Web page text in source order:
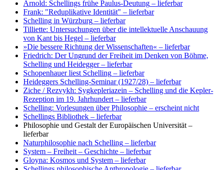
Arnold: Schellings frühe Paulus-Deutung – lieferbar
Frank: "Reduplikative Identität" – lieferbar
Schelling in Würzburg – lieferbar
Tilliette: Untersuchungen über die intellektuelle Anschauung
von Kant bis Hegel – lieferbar
»Die bessere Richtung der Wissenschaften« – lieferbar
Friedrich: Der Ungrund der Freiheit im Denken von Böhme,
Schelling und Heidegger– lieferbar
Schopenhauer liest Schelling – lieferbar
Heideggers Schelling-Seminar (1927/28) – lieferbar
Ziche / Rezvykh: Sygkepleriazein – Schelling und die Kepler-
Rezeption im 19. Jahrhundert – lieferbar
Schelling: Vorlesungen über Philosophie – erscheint nicht
Schellings Bibliothek – lieferbar
Philosophie und Gestalt der Europäischen Universität –
lieferbar
Naturphilosophie nach Schelling – lieferbar
System – Freiheit – Geschichte – lieferbar
Gloyna: Kosmos und System – lieferbar